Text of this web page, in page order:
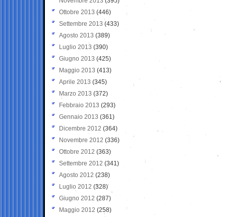
Ottobre 2013 (446)
Settembre 2013 (433)
Agosto 2013 (389)
Luglio 2013 (390)
Giugno 2013 (425)
Maggio 2013 (413)
Aprile 2013 (345)
Marzo 2013 (372)
Febbraio 2013 (293)
Gennaio 2013 (361)
Dicembre 2012 (364)
Novembre 2012 (336)
Ottobre 2012 (363)
Settembre 2012 (341)
Agosto 2012 (238)
Luglio 2012 (328)
Giugno 2012 (287)
Maggio 2012 (258)